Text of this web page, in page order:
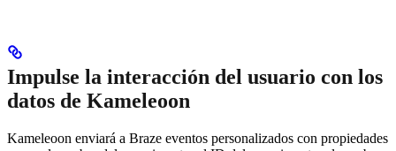
Impulse la interacción del usuario con los
datos de Kameleoon
Kameleoon enviará a Braze eventos personalizados con propiedades